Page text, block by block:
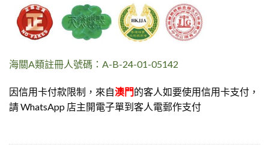
海關A類註冊人號碼：A-B-24-01-05142
因信用卡付款限制，來自澳門的客人如要使用信用卡支付，
請 WhatsApp 店主開電子單到客人電郵作支付